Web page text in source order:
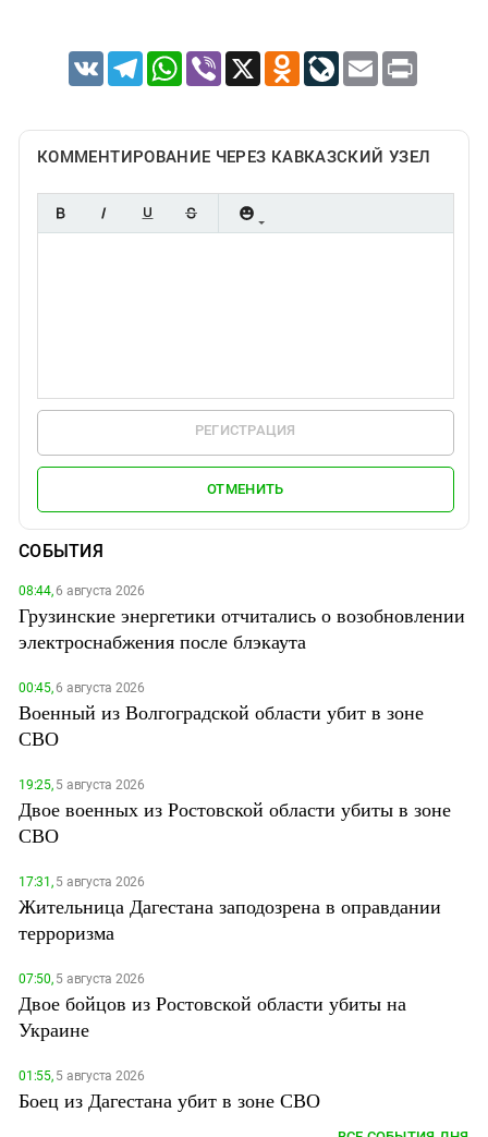
VK TelegramWhatsApp
Viber X Odnoklassniki
LiveJournal
Email Print
КОММЕНТИРОВАНИЕ ЧЕРЕЗ КАВКАЗСКИЙ УЗЕЛ
РЕГИСТРАЦИЯ
ОТМЕНИТЬ
СОБЫТИЯ
08:44,6 августа 2026
Грузинские энергетики отчитались о возобновлении
электроснабжения после блэкаута
00:45,6 августа 2026
Военный из Волгоградской области убит в зоне
СВО
19:25,5 августа 2026
Двое военных из Ростовской области убиты в зоне
СВО
17:31,5 августа 2026
Жительница Дагестана заподозрена в оправдании
терроризма
07:50,5 августа 2026
Двое бойцов из Ростовской области убиты на
Украине
01:55,5 августа 2026
Боец из Дагестана убит в зоне СВО